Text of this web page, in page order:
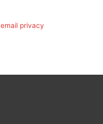
email privacy